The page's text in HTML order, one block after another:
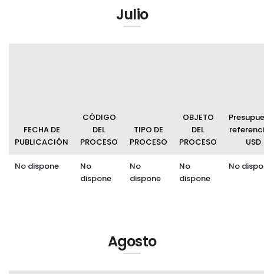
Julio
FECHA DE
PUBLICACIÓN
CÓDIGO
DEL
PROCESO
TIPO DE
PROCESO
OBJETO
DEL
PROCESO
USD
No dispone
No
dispone
No
dispone
No
dispone
No
Agosto